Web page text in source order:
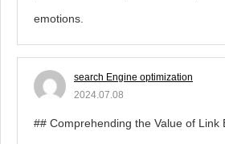
emotions.
search Engine optimization
2024.07.08
## Comprehending the Value of Link